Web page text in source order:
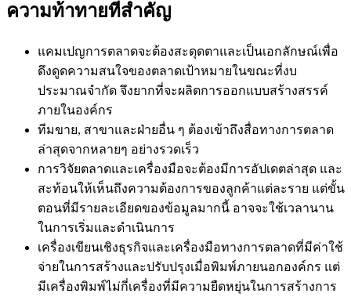
ความท้าทายที่สำคัญ
แคมเปญการตลาดจะต้องสะดุดตาและเป็นเอกลักษณ์เพื่อ
ดึงดูดความสนใจของตลาดเป้าหมายในขณะที่งบ
ประมาณจำกัด จึงยากที่จะผลิตการออกแบบสร้างสรรค์
ภายในองค์กร
ทีมขาย, สาขาและฝ่ายอื่น ๆ ต้องเข้าถึงสื่อทางการตลาด
ล่าสุดจากหลายๆ อย่างรวดเร็ว
การวิจัยตลาดและเครื่องมือจะต้องมีการอัปเดตล่าสุด และ
สะท้อนให้เห็นถึงความต้องการของลูกค้าแต่ละราย แต่ขั้น
ตอนที่มีรายละเอียดของข้อมูลมากนี้ อาจจะใช้เวลานาน
ในการเริ่มและดำเนินการ
เครื่องเขียนเชิงธุรกิจและเครื่องมือทางการตลาดที่มีค่าใช้
จ่ายในการสร้างและปรับปรุงเมื่อพิมพ์ภายนอกองค์กร แต่
มีเครื่องพิมพ์ไม่กี่เครื่องที่มีความยืดหยุ่นในการสร้างการ